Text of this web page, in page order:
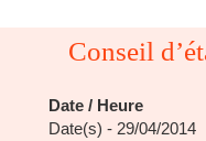
Conseil
Date / Heure
Date(s) - 29/04/2014